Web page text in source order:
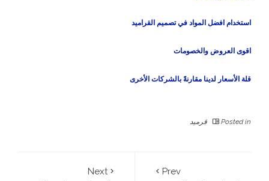
استخدام افضل المواد في تصميم القراميد
اقوى العروض والخصومات
قلة الأسعار لدينا مقارنةً بالشركات الأخرى
Posted in قرميد
Prev
Next